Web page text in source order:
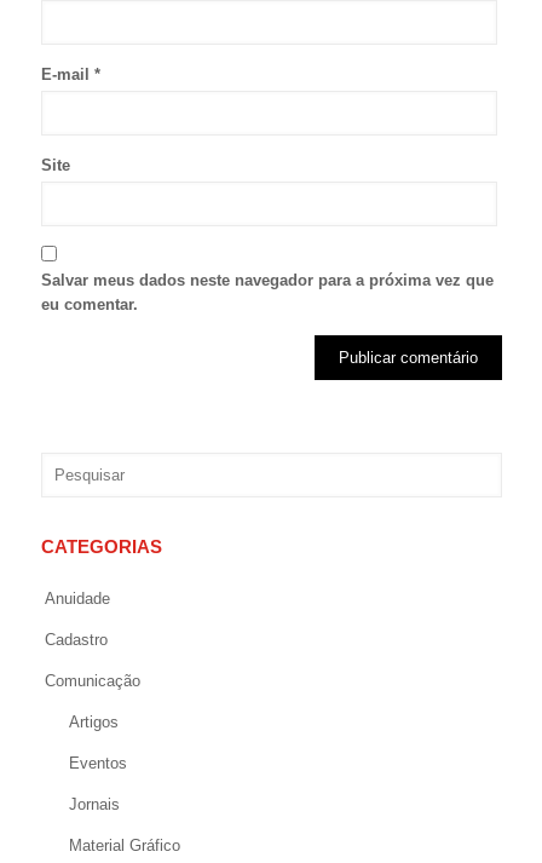
E-mail *
Site
Salvar meus dados neste navegador para a próxima vez que
eu comentar.
CATEGORIAS
Anuidade
Cadastro
Comunicação
Artigos
Eventos
Jornais
Material Gráfico